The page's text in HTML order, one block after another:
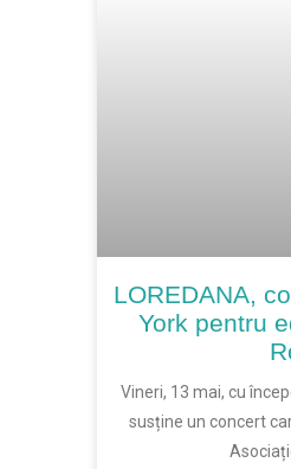
LOREDANA,
York pentru
Vineri, 13 mai, cu
susține un concert